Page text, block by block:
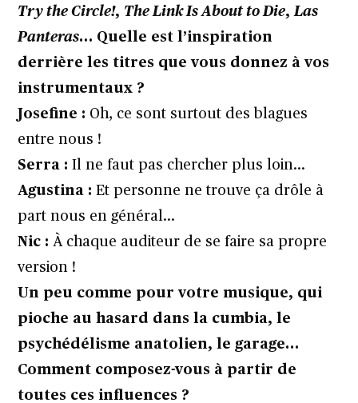
Try the Circle!, The Link Is About to Die,Las
Panteras… Quelle est l’inspiration
derrière les titres que vous donnez à vos
instrumentaux ?
Josefine : Oh, ce sont surtout des blagues
entre nous !
Serra : Il ne faut pas chercher plus loin…
Agustina : Et personne ne trouve ça drôle à
part nous en général…
Nic : À chaque auditeur de se faire sa propre
version !
Un peu comme pour votre musique, qui
pioche au hasard dans la cumbia, le
psychédélisme anatolien, le garage…
Comment composez-vous à partir de
toutes ces influences ?